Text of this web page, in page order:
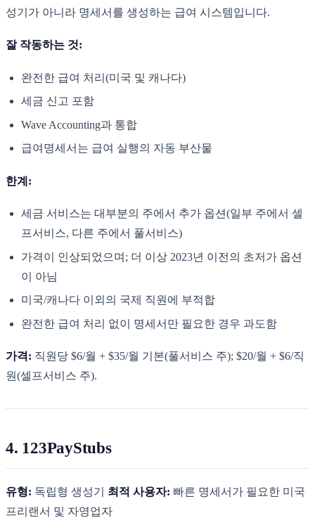
성기가 아니라 명세서를 생성하는 급여 시스템입니다.
잘 작동하는 것:
완전한 급여 처리(미국 및 캐나다)
세금 신고 포함
Wave Accounting과 통합
급여명세서는 급여 실행의 자동 부산물
한계:
세금 서비스는 대부분의 주에서 추가 옵션(일부 주에서 셀
프서비스, 다른 주에서 풀서비스)
가격이 인상되었으며; 더 이상 2023년 이전의 초저가 옵션
이 아님
미국/캐나다 이외의 국제 직원에 부적합
완전한 급여 처리 없이 명세서만 필요한 경우 과도함
가격: 직원당 $6/월 + $35/월 기본(풀서비스 주); $20/월 + $6/직
원(셀프서비스 주).
4. 123PayStubs
유형: 독립형 생성기 최적 사용자: 빠른 명세서가 필요한 미국
프리랜서 및 자영업자